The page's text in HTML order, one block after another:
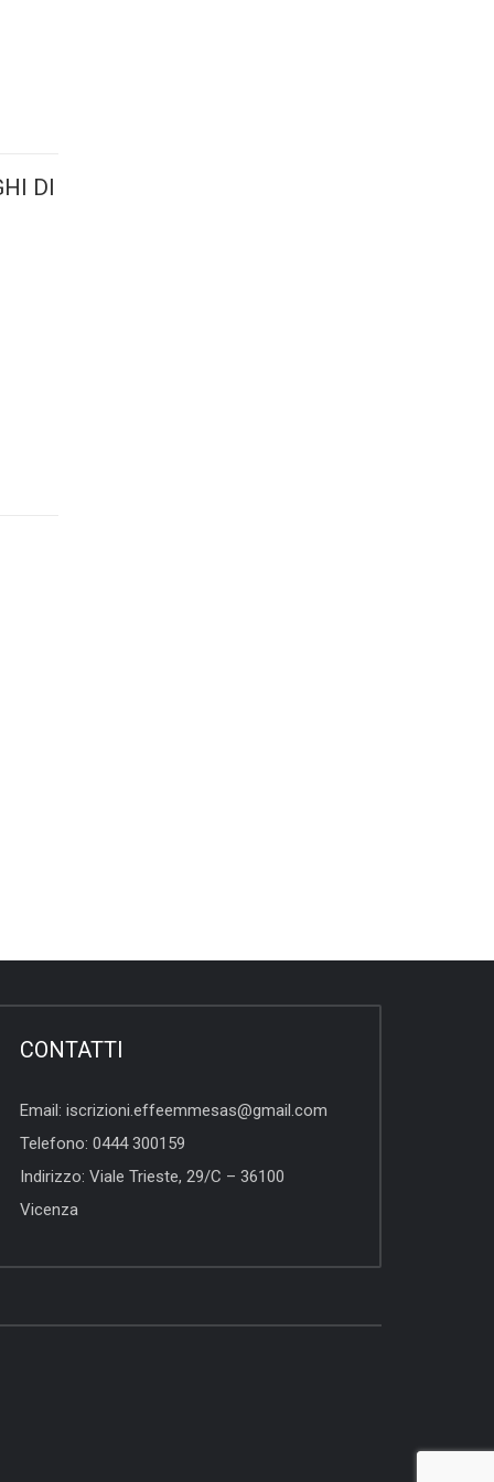
DI
CONTATTI
Email: iscrizioni.effeemmesas@gmail.com
Telefono: 0444 300159
Indirizzo: Viale Trieste, 29/C – 36100
Vicenza